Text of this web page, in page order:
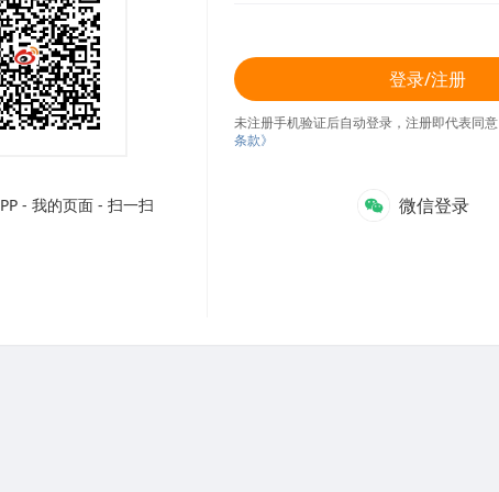
- 我的页面 - 扫一扫
登录/注册
未注册手机验证后自动登录，注册即代表同意
条款》
微信登录